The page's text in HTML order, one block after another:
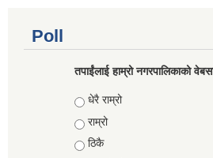
Poll
तपाईंलाई हाम्रो नगरपालिकाको
Choices
धेरै राम्रो
राम्रो
ठिकै